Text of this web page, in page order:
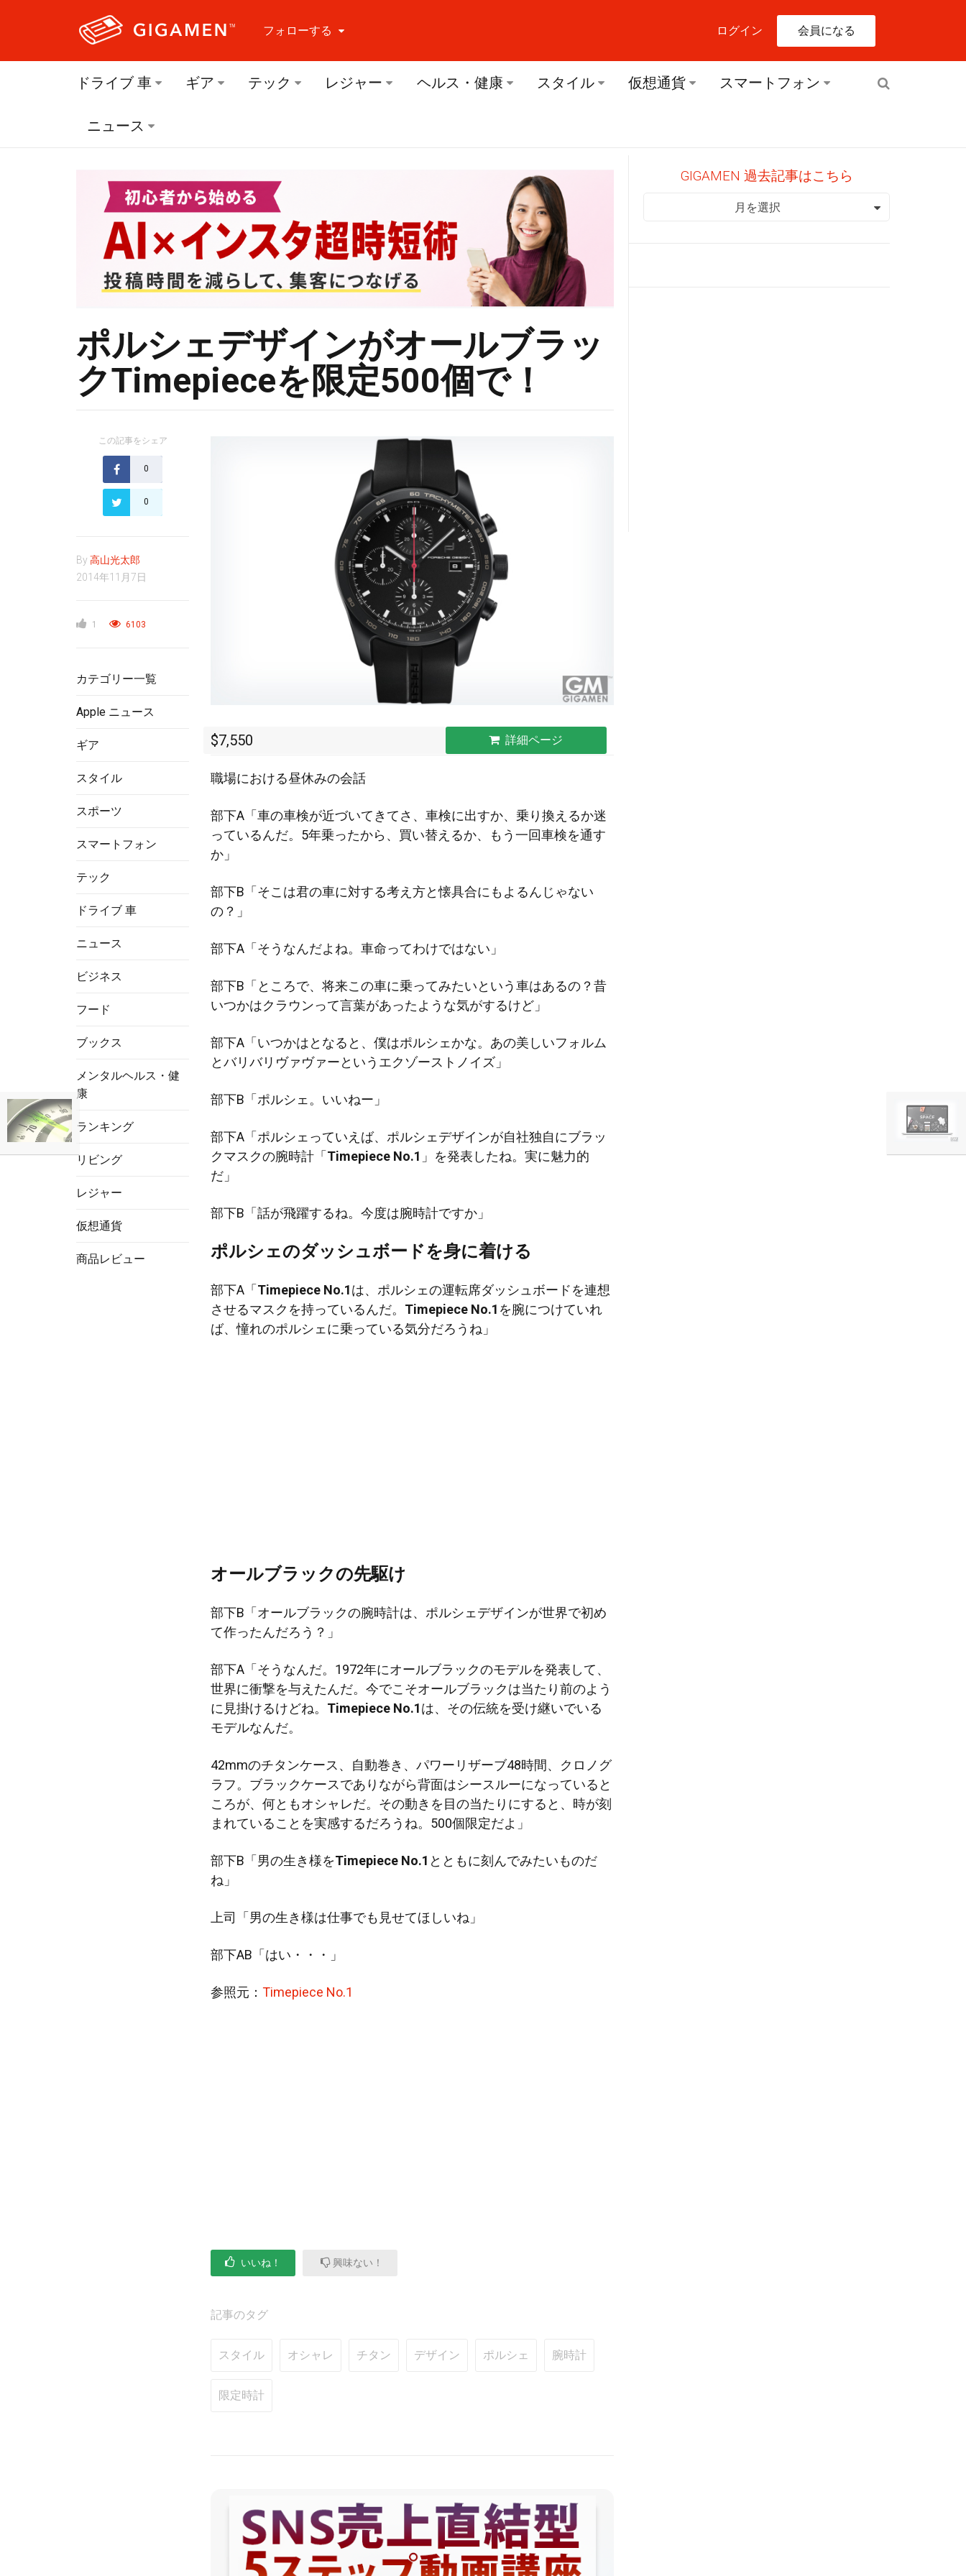
フォローする
フォローする Facebook
ログイン 会員になる
ドライブ 車 ギア テック レジャー ヘルス・健康 スタイル 仮想通貨 スマートフォン
ニュース
ポルシェデザインがオールブラッ
クTimepieceを限定500個で！
この記事をシェア
0
0
By 高山光太郎
2014年11月7日
1 6103
カテゴリー一覧
Apple ニュース
ギア
スタイル
スポーツ
スマートフォン
テック
ドライブ 車
ニュース
ビジネス
フード
ブックス
メンタルヘルス・健
康
ランキング
リビング
レジャー
仮想通貨
商品レビュー
$7,550 詳細ページ
職場における昼休みの会話
部下A「車の車検が近づいてきてさ、車検に出すか、乗り換えるか迷
っているんだ。5年乗ったから、買い替えるか、もう一回車検を通す
か」
部下B「そこは君の車に対する考え方と懐具合にもよるんじゃない
の？」
部下A「そうなんだよね。車命ってわけではない」
部下B「ところで、将来この車に乗ってみたいという車はあるの？昔
いつかはクラウンって言葉があったような気がするけど」
部下A「いつかはとなると、僕はポルシェかな。あの美しいフォルム
とバリバリヴァヴァーというエクゾーストノイズ」
部下B「ポルシェ。いいねー」
部下A「ポルシェっていえば、ポルシェデザインが自社独自にブラッ
クマスクの腕時計「Timepiece No.1 」を発表したね。実に魅力的
だ」
部下B「話が飛躍するね。今度は腕時計ですか」
ポルシェのダッシュボードを身に着ける
部下A「Timepiece No.1は、ポルシェの運転席ダッシュボードを連想
させるマスクを持っているんだ。 Timepiece No.1 を腕につけていれ
ば、憧れのポルシェに乗っている気分だろうね」
オールブラックの先駆け
部下B「オールブラックの腕時計は、ポルシェデザインが世界で初め
て作ったんだろう？」
部下A「そうなんだ。1972年にオールブラックのモデルを発表して、
世界に衝撃を与えたんだ。今でこそオールブラックは当たり前のよう
に見掛けるけどね。 Timepiece No.1は、その伝統を受け継いでいる
モデルなんだ。
42mmのチタンケース、自動巻き、パワーリザーブ48時間、クロノグ
ラフ。ブラックケースでありながら背面はシースルーになっていると
ころが、何ともオシャレだ。その動きを目の当たりにすると、時が刻
まれていることを実感するだろうね。500個限定だよ」
部下B「男の生き様をTimepiece No.1 とともに刻んでみたいものだ
ね」
上司「男の生き様は仕事でも見せてほしいね」
部下AB「はい・・・」
参照元： Timepiece No.1
いいね！ 興味ない！
記事のタグ
スタイル オシャレ チタン デザイン ポルシェ 腕時計
限定時計
GIGAMEN 過去記事はこちら
GIGAMEN 過去記事はこちら
月を選択